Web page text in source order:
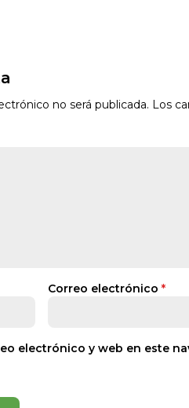
no será publicada. Los
Correo electrónico *
electrónico y web en este